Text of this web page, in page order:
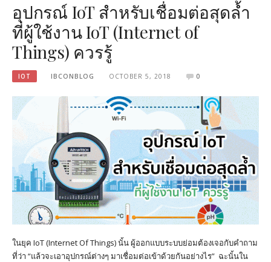
อุปกรณ์ IoT สำหรับเชื่อมต่อสุดล้ำ
ที่ผู้ใช้งาน IoT (Internet of
Things) ควรรู้
IOT IBCONBLOG OCTOBER 5, 2018 0
ในยุค IoT (Internet Of Things) นั้น ผู้ออกแบบระบบย่อมต้องเจอกับคำถาม
ที่ว่า “แล้วจะเอาอุปกรณ์ต่างๆ มาเชื่อมต่อเข้าด้วยกันอย่างไร” ฉะนั้นใน